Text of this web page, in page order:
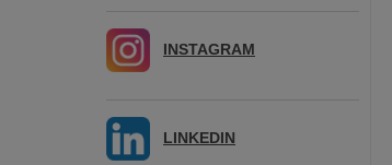
INSTAGRAM
LINKEDIN